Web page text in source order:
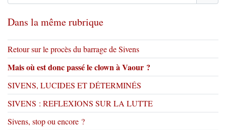
Dans la même rubrique
Retour sur le procès du barrage de Sivens
Mais où est donc passé le clown à Vaour ?
SIVENS, LUCIDES ET DÉTERMINÉS
SIVENS : REFLEXIONS SUR LA LUTTE
Sivens, stop ou encore ?